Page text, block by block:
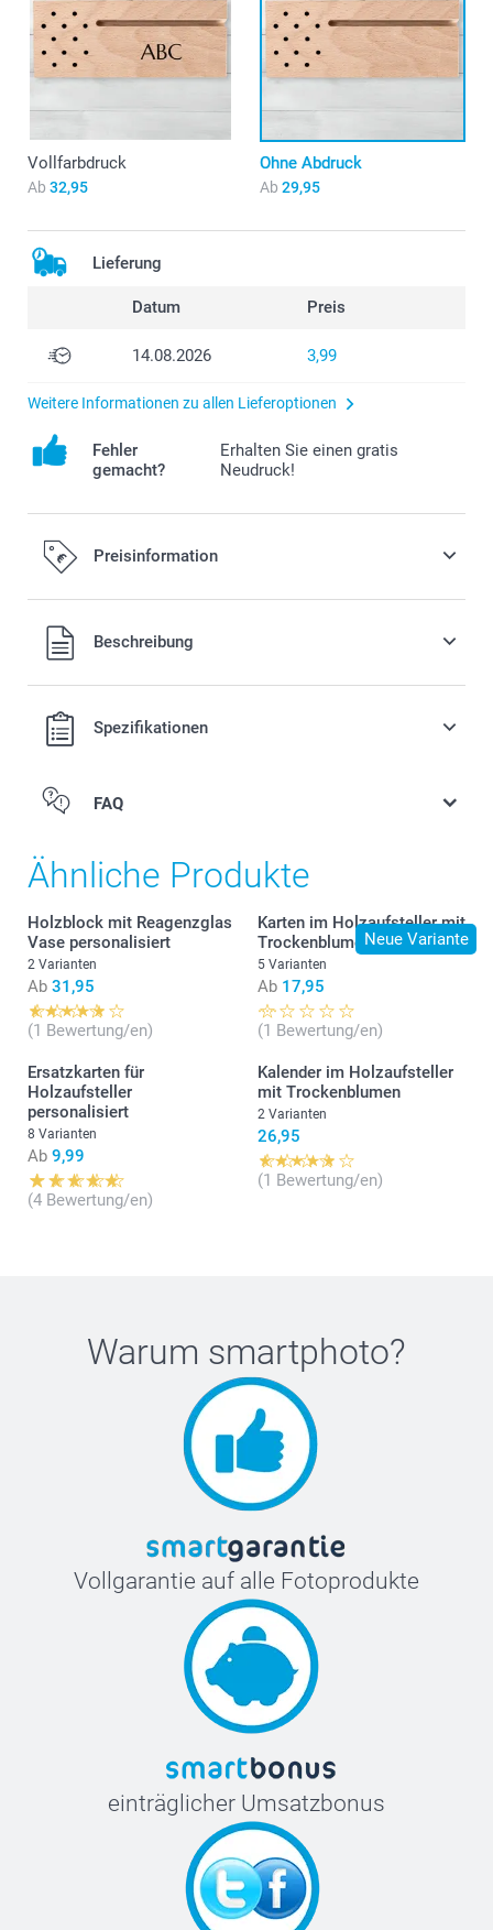
Vollfarbdruck
Ab 32,95
Ohne Abdruck
Ab 29,95
Lieferung
Datum Preis
14.08.2026 3,99
Weitere Informationen zu allen Lieferoptionen
Fehler
gemacht?
Erhalten Sie einen gratis
Neudruck!
Preisinformation
Alle Preise verstehen sich in EURO (€) inkl. MwSt. und zzgl.
Versandkosten.Beschreibung
Spezifikationen
Hier
FAQ
Ähnliche Produkte
Holzblock mit Reagenzglas
Vase personalisiert
2 Varianten
Ab 31,95
(1 Bewertung/en)
Neue Variante
Karten im Holzaufsteller mit
Trockenblumen
5 Varianten
Ab 17,95
(1 Bewertung/en)
Ersatzkarten für
Holzaufsteller
personalisiert
8 Varianten
Ab 9,99
(4 Bewertung/en)
Kalender im Holzaufsteller
mit Trockenblumen
2 Varianten
26,95
(1 Bewertung/en)
Warum smartphoto?
Vollgarantie auf alle Fotoprodukte
einträglicher Umsatzbonus